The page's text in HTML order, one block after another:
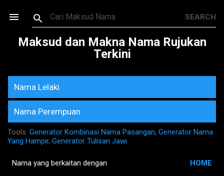
Skip to main content
Maksud dan Makna Nama Rujukan
Terkini
Nama Lelaki
Nama Perempuan
Tools: Generator Kombinasi Nama Pasangan, Generator Nama
Yang Hampir, Generator Tulisan Jawi
Nama yang berkaitan dengan HOME